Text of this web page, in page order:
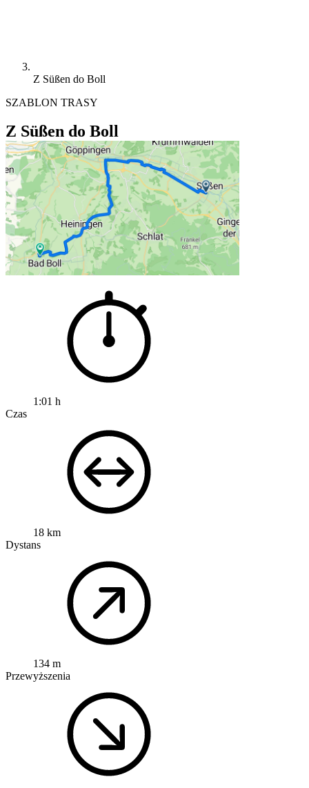
Z Süßen do Boll
SZABLON TRASY
Z Süßen do Boll
1:01 h
Czas
18 km
Dystans
134 m
Przewyższenia